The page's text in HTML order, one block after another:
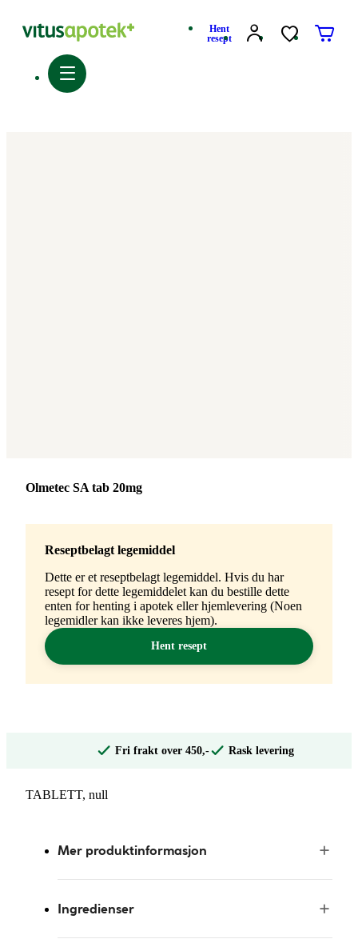
Hent
resept
Merke:
Olmetec SA tab 20mg
Reseptbelagt legemiddel
Dette er et reseptbelagt legemiddel. Hvis du har
resept for dette legemiddelet kan du bestille dette
enten for henting i apotek eller hjemlevering (Noen
legemidler kan ikke leveres hjem).
Hent resept
Fri frakt over 450,- Rask levering
TABLETT, null
Mer produktinformasjon
Ingredienser